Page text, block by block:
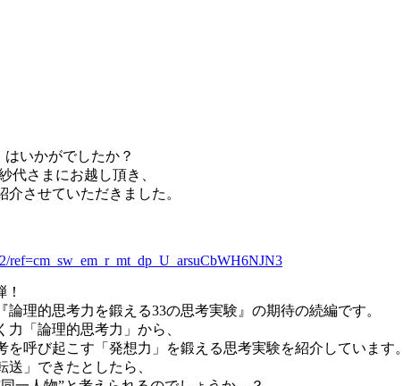
いかがでしたか？
代さまにお越し頂き、
介させていただきました。
ref=cm_sw_em_r_mt_dp_U_arsuCbWH6NJN3
理的思考力を鍛える33の思考実験』の期待の続編です。
「論理的思考力」から、
呼び起こす「発想力」を鍛える思考実験を紹介しています。
」できたとしたら、